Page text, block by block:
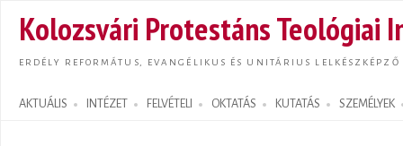
Kolozsvári Protestáns Teológiai
ERDÉLY REFORMÁTUS, EVANGÉLIKUS ÉS UNITÁRIUS LELKÉSZKÉPZŐ
AKTUÁLIS INTÉZET FELVÉTELI OKTATÁS KUTATÁS SZEMÉLYEK
Search form